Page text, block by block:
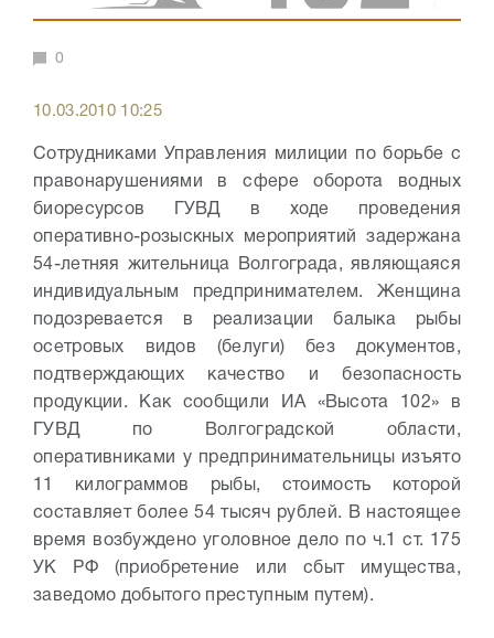
0
10.03.2010 10:25
Сотрудниками Управления милиции по борьбе с
правонарушениями в сфере оборота водных
биоресурсов ГУВД в ходе проведения
оперативно-розыскных мероприятий задержана
54-летняя жительница Волгограда, являющаяся
индивидуальным предпринимателем. Женщина
подозревается в реализации балыка рыбы
осетровых видов (белуги) без документов,
подтверждающих качество и безопасность
продукции.
Как сообщили ИА «Высота 102» в
ГУВД по Волгоградской области,
оперативниками у предпринимательницы изъято
11 килограммов рыбы, стоимость которой
составляет более 54 тысяч рублей. В настоящее
время возбуждено уголовное дело по ч.1 ст. 175
УК РФ (приобретение или сбыт имущества,
заведомо добытого преступным путем).